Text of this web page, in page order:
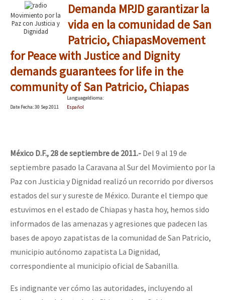
Movimiento por la
Paz con Justicia y
Dignidad
Demanda MPJD garantizar la
vida en la comunidad de San
Patricio, ChiapasMovement
for Peace with Justice and Dignity
demands guarantees for life in the
community of San Patricio, Chiapas
DateFecha: 30 Sep 2011
LanguageIdioma:
Español
México D.F., 28 de septiembre de 2011.- Del 9 al 19 de
septiembre pasado la Caravana al Sur del Movimiento por la
Paz con Justicia y Dignidad realizó un recorrido por diversos
estados del sur y sureste de México. Durante el tiempo que
estuvimos en el estado de Chiapas y hasta hoy, hemos sido
informados de las amenazas y agresiones que padecen las
bases de apoyo zapatistas de la comunidad de San Patricio,
municipio autónomo zapatista La Dignidad,
correspondiente al municipio oficial de Sabanilla.
Es indignante ver cómo las autoridades, incluyendo al